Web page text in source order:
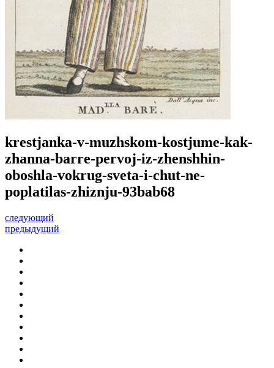
krestjanka-v-muzhskom-kostjume-kak-
zhanna-barre-pervoj-iz-zhenshhin-
oboshla-vokrug-sveta-i-chut-ne-
poplatilas-zhiznju-93bab68
следующий
предыдущий